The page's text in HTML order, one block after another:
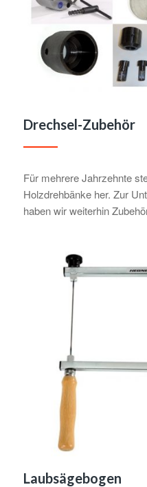
Drechsel-Zubehör
Für mehrere Jahrzehnte
Holzdrehbänke her. Zur
haben wir weiterhin
Laubsägebogen